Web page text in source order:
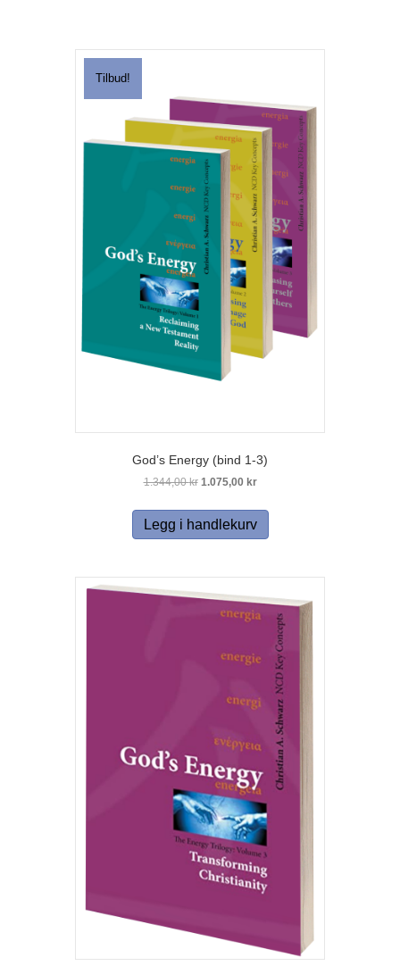
Tilbud!
God’s Energy (bind 1-3)
1.344,00kr Opprinnelig
var:
1.344,00 kr.
1.075,00 krNåværende
er:
1.075,00 kr.
Legg i handlekurv